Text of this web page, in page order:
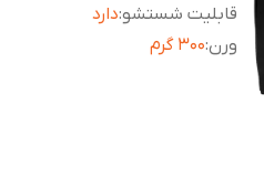
قابلیت شستشو:دارد
ورن:300 گرم